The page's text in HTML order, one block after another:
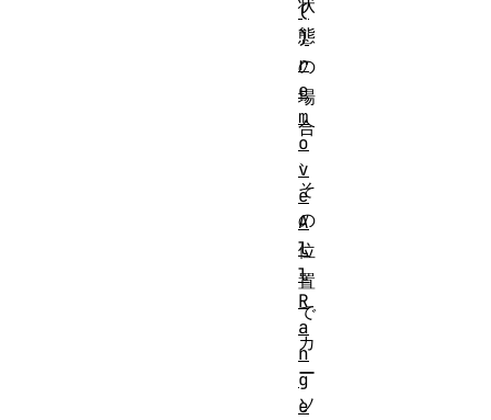
状
態
の
場
合
、
そ
の
位
置
で
カ
ー
ソ
(
)
r
e
m
o
v
e
A
l
l
R
a
n
g
e